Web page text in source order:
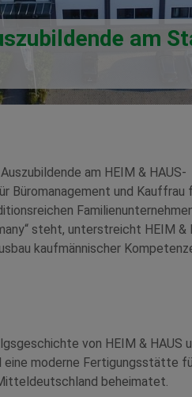
am
am HEIM & HAUS-
Büromanagement und Kauffrau
steht, unterstreicht HEIM &
kaufmännischer
von HEIM & HAUS
moderne Fertigungsstätte
beheimatet.